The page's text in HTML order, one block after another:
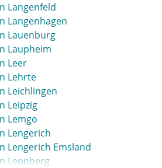
Langenfeld
Langenhagen
Lauenburg
Laupheim
Leer
Lehrte
Leichlingen
Leipzig
Lemgo
Lengerich
Lengerich Emsland
Leonberg